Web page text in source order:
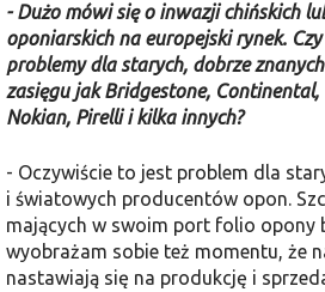
- Dużo mówi się o inwazji chińskich
oponiarskich na europejski rynek.
problemy dla starych, dobrze
zasięgu jak Bridgestone, Continental,
Nokian, Pirelli i kilka innych?
- Oczywiście to jest problem dla
i światowych producentów opon.
mających w swoim port folio opony
wyobrażam sobie też momentu, że
nastawiają się na produkcję i